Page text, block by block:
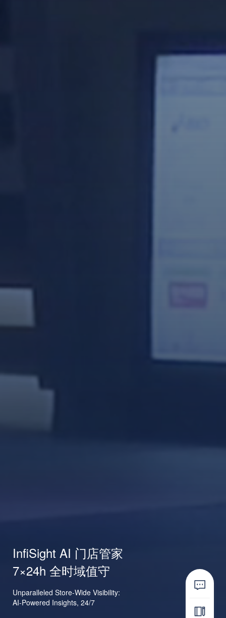
InfiSight AI 门店管家
7×24h 全时域值守
Unparalleled Store-Wide Visibility:
AI-Powered Insights, 24/7